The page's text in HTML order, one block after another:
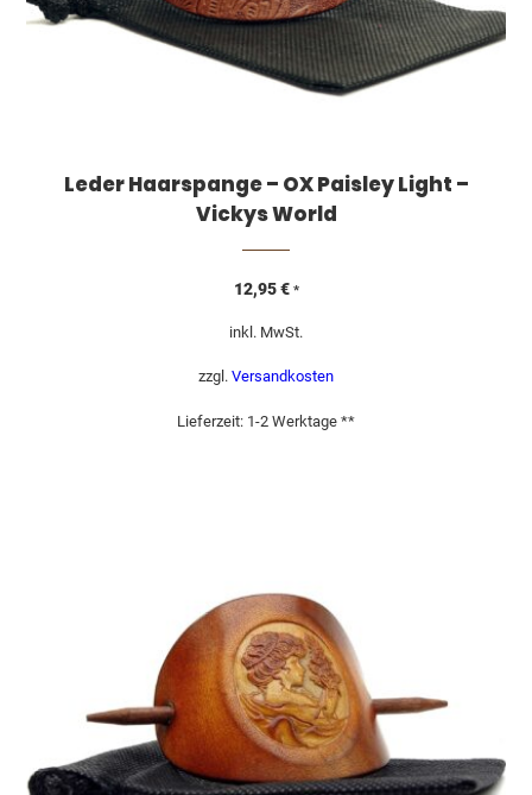
Leder Haarspange – OX Paisley Light –
Vickys World
12,95€ *
inkl. MwSt.
zzgl. Versandkosten
Lieferzeit: 1-2 Werktage **